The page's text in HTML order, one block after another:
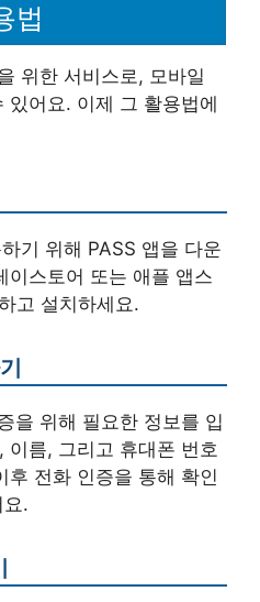
법
위한 서비스로, 모바일
있어요. 이제 그 활용법에
기 위해 PASS 앱을 다운
이스토어 또는 애플 앱스
고 설치하세요.
을 위해 필요한 정보를 입
이름, 그리고 휴대폰 번호
후 전화 인증을 통해 확인
.